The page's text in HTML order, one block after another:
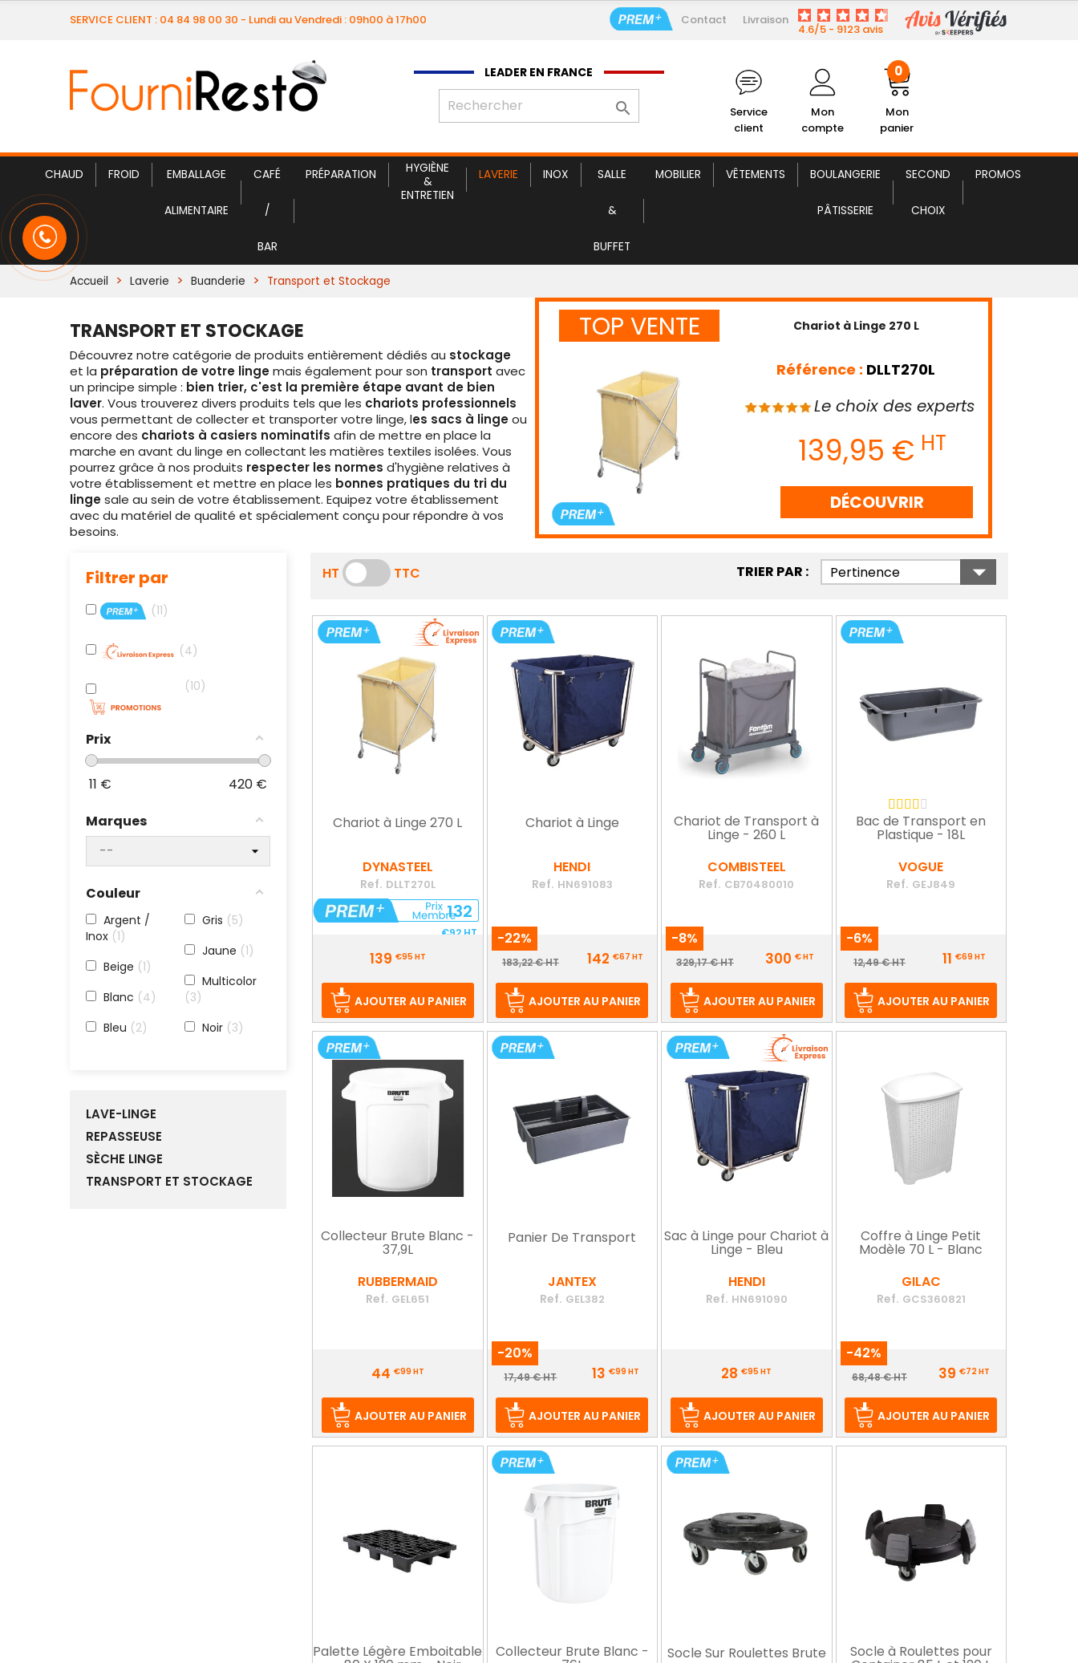
SERVICE CLIENT : 04 84 98 00 30 - Lundi au Vendredi : 09h00 à 17h00 Contact Livraison
4.6/5 - 9123 avis
LEADER EN FRANCE

Service
client
Mon
compte
Mon
panier
0
CHAUD FROID EMBALLAGE
ALIMENTAIRE
CAFÉ
/
BAR
PRÉPARATION
HYGIÈNE
&
ENTRETIEN
LAVERIE INOX SALLE
&
BUFFET
MOBILIER VÊTEMENTS BOULANGERIE
PÂTISSERIE
SECOND
CHOIX
PROMOS
Mon Compte Mon panier
0
Accueil Laverie Buanderie Transport et Stockage
TRANSPORT ET STOCKAGE
Découvrez notre catégorie de produits entièrement dédiés au stockage
et la préparation de votre lingemais également pour son transport avec
un principe simple : bien trier, c'est la première étape avant de bien
laver. Vous trouverez divers produits tels que les chariots professionnels
vous permettant de collecter et transporter votre linge, les sacs à lingeou
encore des chariots à casiers nominatifs afin de mettre en place la
marche en avant du linge en collectant les matières textiles isolées. Vous
pourrez grâce à nos produits respecter les normes d'hygiène relatives à
votre établissement et mettre en place les bonnes pratiques du tri du
lingesale au sein de votre établissement. Equipez votre établissement
avec du matériel de qualité et spécialement conçu pour répondre à vos
besoins.
TOP VENTE Chariot à Linge 270 L
Référence : DLLT270L
Le choix des experts
139,95 € HT
DÉCOUVRIR
Filtrer par
11
4
10
Prix
11 € 420 €
Marques
Couleur
Argent /
Inox 1
Beige 1
Blanc
4
Bleu
2
Gris
5
Jaune 1
Multicolor
3
Noir 3
LAVE-LINGE
REPASSEUSE
SÈCHE LINGE
TRANSPORT ET STOCKAGE
HT TTC TRIER PAR : Pertinence 
Chariot à Linge 270 L
DYNASTEEL
Ref. DLLT270L
132
€92 HT
139 €95 HT
AJOUTER AU PANIER
Chariot à Linge
HENDI
Ref. HN691083
-22%
Prix
Prix
base
183,22 € HT 142€67 HT
AJOUTER AU PANIER
Chariot de Transport à
Linge - 260 L
COMBISTEEL
Ref. CB70480010
-8%
Prix
Prix
base
329,17 € HT 300€HT
AJOUTER AU PANIER
Bac de Transport en
Plastique - 18L
VOGUE
Ref. GEJ849
-6%
Prix
Prix
base
12,49 € HT 11€69 HT
AJOUTER AU PANIER
Collecteur Brute Blanc -
37,9L
RUBBERMAID
Ref. GEL651
44 €99 HT
AJOUTER AU PANIER
Panier De Transport
JANTEX
Ref. GEL382
-20%
Prix
Prix
base
17,49 € HT 13 €99 HT
AJOUTER AU PANIER
Sac à Linge pour Chariot à
Linge - Bleu
HENDI
Ref. HN691090
28€95 HT
AJOUTER AU PANIER
Coffre à Linge Petit
Modèle 70 L - Blanc
GILAC
Ref. GCS360821
-42%
Prix
Prix
base
68,48 € HT 39€72HT
AJOUTER AU PANIER
Palette Légère Emboitable Collecteur Brute Blanc - Socle Sur Roulettes Brute Socle à Roulettes pour